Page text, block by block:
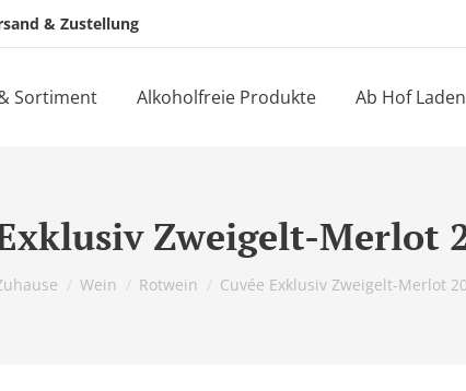
& Zustellung
Sortiment Alkoholfreie Produkte Ab Hof Laden
Zweigelt-Merlot
bist hier:Wein Rotwein Cuvée Exklusiv Zweigelt-Merlot